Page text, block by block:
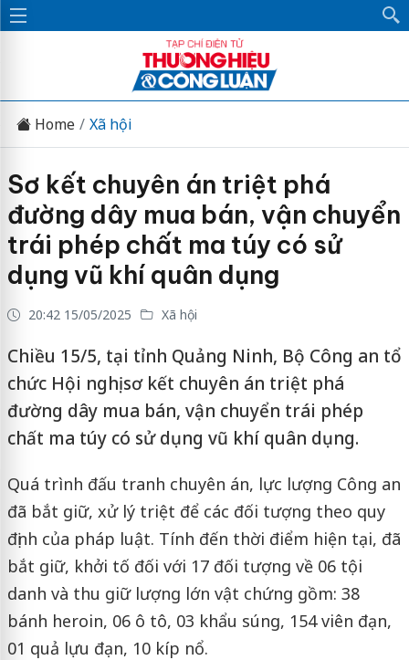
Home Xã hội
Sơ kết chuyên án triệt phá
đường dây mua bán, vận chuyển
trái phép chất ma túy có sử
dụng vũ khí quân dụng
20:42 15/05/2025 Xã hội
Chiều 15/5, tại tỉnh Quảng Ninh, Bộ Công an tổ
chức Hội nghị sơ kết chuyên án triệt phá
đường dây mua bán, vận chuyển trái phép
chất ma túy có sử dụng vũ khí quân dụng.
Quá trình đấu tranh chuyên án, lực lượng Công an
đã bắt giữ, xử lý triệt để các đối tượng theo quy
định của pháp luật. Tính đến thời điểm hiện tại, đã
bắt giữ, khởi tố đối với 17 đối tượng về 06 tội
danh và thu giữ lượng lớn vật chứng gồm: 38
bánh heroin, 06 ô tô, 03 khẩu súng, 154 viên đạn,
01 quả lựu đạn, 10 kíp nổ.